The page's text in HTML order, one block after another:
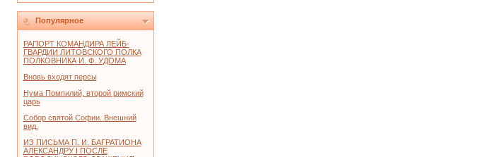
Популярное
РАПОРТ КОМАНДИРА ЛЕЙБ-
ГВАРДИИ ЛИТОВСКОГО ПОЛКА
ПОЛКОВНИКА И. Ф. УДОМА
Вновь входят персы
Нума Помпилий, второй римский
царь
Собор святой Софии. Внешний
вид.
ИЗ ПИСЬМА П. И. БАГРАТИОНА
АЛЕКСАНДРУ I ПОСЛЕ